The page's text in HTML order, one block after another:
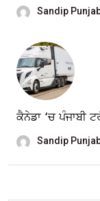
Sandip
ਕੈਨੇਡਾ ‘ਚ ਪੰਜਾਬੀ
Sandip